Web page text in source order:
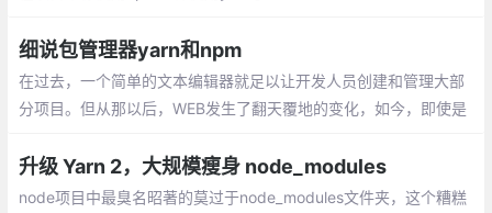
细说包管理器yarn和npm
在过去，一个简单的文本编辑器就足以让开发人员创建和管理大部
分项目。但从那以后，WEB发生了翻天覆地的变化，如今，即使是
系的脚本，如果没有自动化工具，这些脚本根本无法有序的管理，
这时就需要包管理器。
升级 Yarn 2，大规模瘦身 node_modules
node项目中最臭名昭著的莫过于node_modules文件夹，这个糟糕